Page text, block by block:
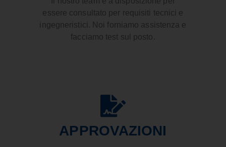
essere consultato per requisiti tecnici e
ingegneristici. Noi forniamo assistenza e
facciamo test sul posto.
APPROVAZIONI